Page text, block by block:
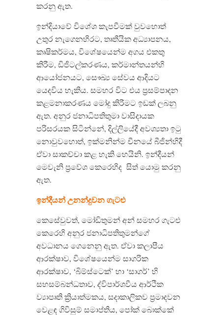
කරනු ඇත.
ඉන්දියාවේ විශේශ කැපවීමක් වුවහොත්
උතුර නැගෙනහිරට, තෘතීයික අධ්‍යාපනය,
කෘෂිකර්මය, විශේෂයෙන්ම අගය එකතු
කිරීම, ඩිජිටල්කරණය, කර්මාන්තයන්හි
ආයෝජනයට, සෞඛ්‍ය සේවය ආදියට
යෙදවිය හැකිය. සමහර විට එය ප්‍රසම්පාදන
කළමනාකරණය මෝදු කිරීමට ඉඩක් ලබනු
ඇත. අනුර ජනාධිපතිතුමා වාසිදායක
පරිසරයක සිටින්නේ, දිල්ලියේදී අවශ්‍යතා ඉටු
නොවුවහොත්, ඉක්මනින්ම චීනයේ බීජින්හිදී
ඒවා සාකච්චා කළ හැකි හෙයිනි. ඉන්දීයන්
මෙවැනි ප්‍රවේශ කෙරෙහිද සිත් යොමු කරනු
ඇත.
ඉන්දීයන්උනන්දුවනගැටළු
කෙසේවුවත්, මෝඩිතුමන් අන් සමහර ගැටළු
කෙරෙහි අනුර ජනාධිපතිතුමන්ගේ
අවධානය ගෙනෙනු ඇත. ඒවා කලාපීය
ආරක්ෂාව, විශේෂයෙන්ම සාගරික
ආරක්ෂාව, ‘බිම්ස්ටෙක්’ හා ‘සාගර්’ හි
සහසම්බන්ධතාව, ද්විපාර්ශවීය ආර්ථික
ව්‍යාපෘති ක්‍රියාත්මකය, සදාකාලිකව ප්‍රමාදවන
වෙළඳ ගිවිසුම් සමාප්තිය, පෝක් බොක්කේ